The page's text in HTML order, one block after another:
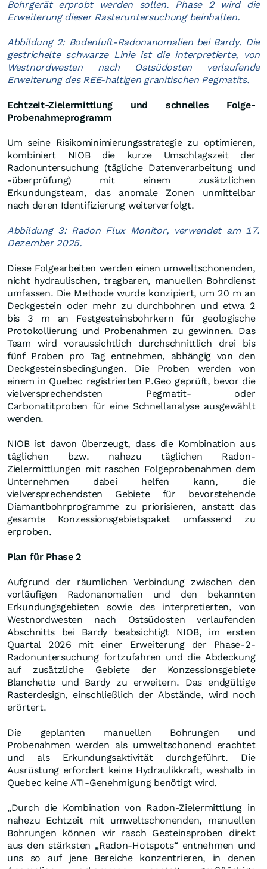
Bohrgerät erprobt werden sollen. Phase 2 wird die
Erweiterung dieser Rasteruntersuchung beinhalten.
Abbildung 2: Bodenluft-Radonanomalien bei Bardy. Die
gestrichelte schwarze Linie ist die interpretierte, von
Westnordwesten nach Ostsüdosten verlaufende
Erweiterung des REE-haltigen granitischen Pegmatits.
Echtzeit-Zielermittlung und schnelles Folge-
Probenahmeprogramm
Um seine Risikominimierungsstrategie zu optimieren,
kombiniert NIOB die kurze Umschlagszeit der
Radonuntersuchung (tägliche Datenverarbeitung und
-überprüfung) mit einem zusätzlichen
Erkundungsteam, das anomale Zonen unmittelbar
nach deren Identifizierung weiterverfolgt.
Abbildung 3: Radon Flux Monitor, verwendet am 17.
Dezember 2025.
Diese Folgearbeiten werden einen umweltschonenden,
nicht hydraulischen, tragbaren, manuellen Bohrdienst
umfassen. Die Methode wurde konzipiert, um 20 m an
Deckgestein oder mehr zu durchbohren und etwa 2
bis 3 m an Festgesteinsbohrkern für geologische
Protokollierung und Probenahmen zu gewinnen. Das
Team wird voraussichtlich durchschnittlich drei bis
fünf Proben pro Tag entnehmen, abhängig von den
Deckgesteinsbedingungen. Die Proben werden von
einem in Quebec registrierten P.Geo geprüft, bevor die
vielversprechendsten Pegmatit- oder
Carbonatitproben für eine Schnellanalyse ausgewählt
werden.
NIOB ist davon überzeugt, dass die Kombination aus
täglichen bzw. nahezu täglichen Radon-
Zielermittlungen mit raschen Folgeprobenahmen dem
Unternehmen dabei helfen kann, die
vielversprechendsten Gebiete für bevorstehende
Diamantbohrprogramme zu priorisieren, anstatt das
gesamte Konzessionsgebietspaket umfassend zu
erproben.
Plan für Phase 2
Aufgrund der räumlichen Verbindung zwischen den
vorläufigen Radonanomalien und den bekannten
Erkundungsgebieten sowie des interpretierten, von
Westnordwesten nach Ostsüdosten verlaufenden
Abschnitts bei Bardy beabsichtigt NIOB, im ersten
Quartal 2026 mit einer Erweiterung der Phase-2-
Radonuntersuchung fortzufahren und die Abdeckung
auf zusätzliche Gebiete der Konzessionsgebiete
Blanchette und Bardy zu erweitern. Das endgültige
Rasterdesign, einschließlich der Abstände, wird noch
erörtert.
Die geplanten manuellen Bohrungen und
Probenahmen werden als umweltschonend erachtet
und als Erkundungsaktivität durchgeführt. Die
Ausrüstung erfordert keine Hydraulikkraft, weshalb in
Quebec keine ATI-Genehmigung benötigt wird.
„Durch die Kombination von Radon-Zielermittlung in
nahezu Echtzeit mit umweltschonenden, manuellen
Bohrungen können wir rasch Gesteinsproben direkt
aus den stärksten „Radon-Hotspots“ entnehmen und
uns so auf jene Bereiche konzentrieren, in denen